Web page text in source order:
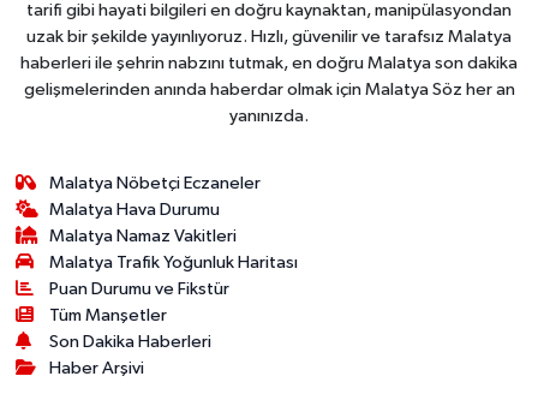
tarifi gibi hayati bilgileri en doğru kaynaktan, manipülasyondan
uzak bir şekilde yayınlıyoruz. Hızlı, güvenilir ve tarafsız Malatya
haberleri ile şehrin nabzını tutmak, en doğru Malatya son dakika
gelişmelerinden anında haberdar olmak için Malatya Söz her an
yanınızda.
Malatya Nöbetçi Eczaneler
Malatya Hava Durumu
Malatya Namaz Vakitleri
Malatya Trafik Yoğunluk Haritası
Puan Durumu ve Fikstür
Tüm Manşetler
Son Dakika Haberleri
Haber Arşivi